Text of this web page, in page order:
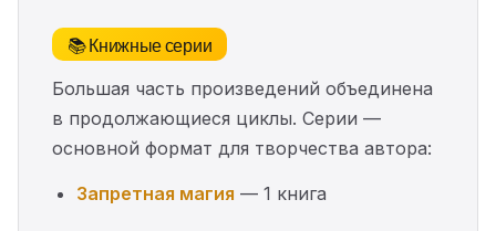
📚 Книжные серии
Большая часть произведений объединена
в продолжающиеся циклы. Серии —
основной формат для творчества автора:
Запретная магия — 1 книга